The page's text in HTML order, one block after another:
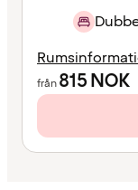
från815NOK